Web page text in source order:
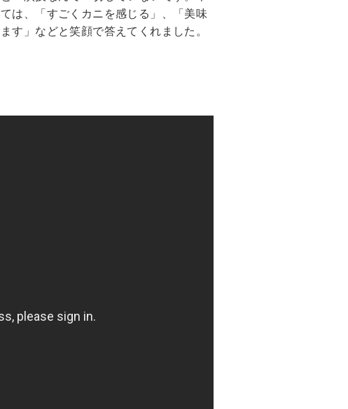
は、「すごくカニを感じる」、「美味
す」などと笑顔で答えてくれました。